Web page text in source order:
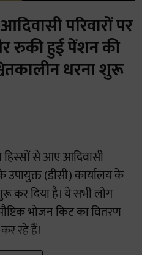
परिवारों पर
रुकी हुई पेंशन की
धरना शुरू
से आए आदिवासी
(डीसी) कार्यालय के
कर दिया है। ये सभी लोग
भोजन किट का वितरण
रहे हैं।